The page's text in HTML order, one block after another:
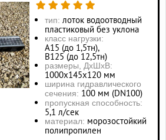
тип: лоток водоотводный
пластиковый без уклона
класс нагрузки:
А15 (до 1,5тн),
В125 (до 12,5тн)
размеры, ДхШхВ:
1000х145х120 мм
ширина гидравлического
сечения: 100 мм (DN100)
пропускная способность:
5,1 л/сек
материал: морозостойкий
полипропилен